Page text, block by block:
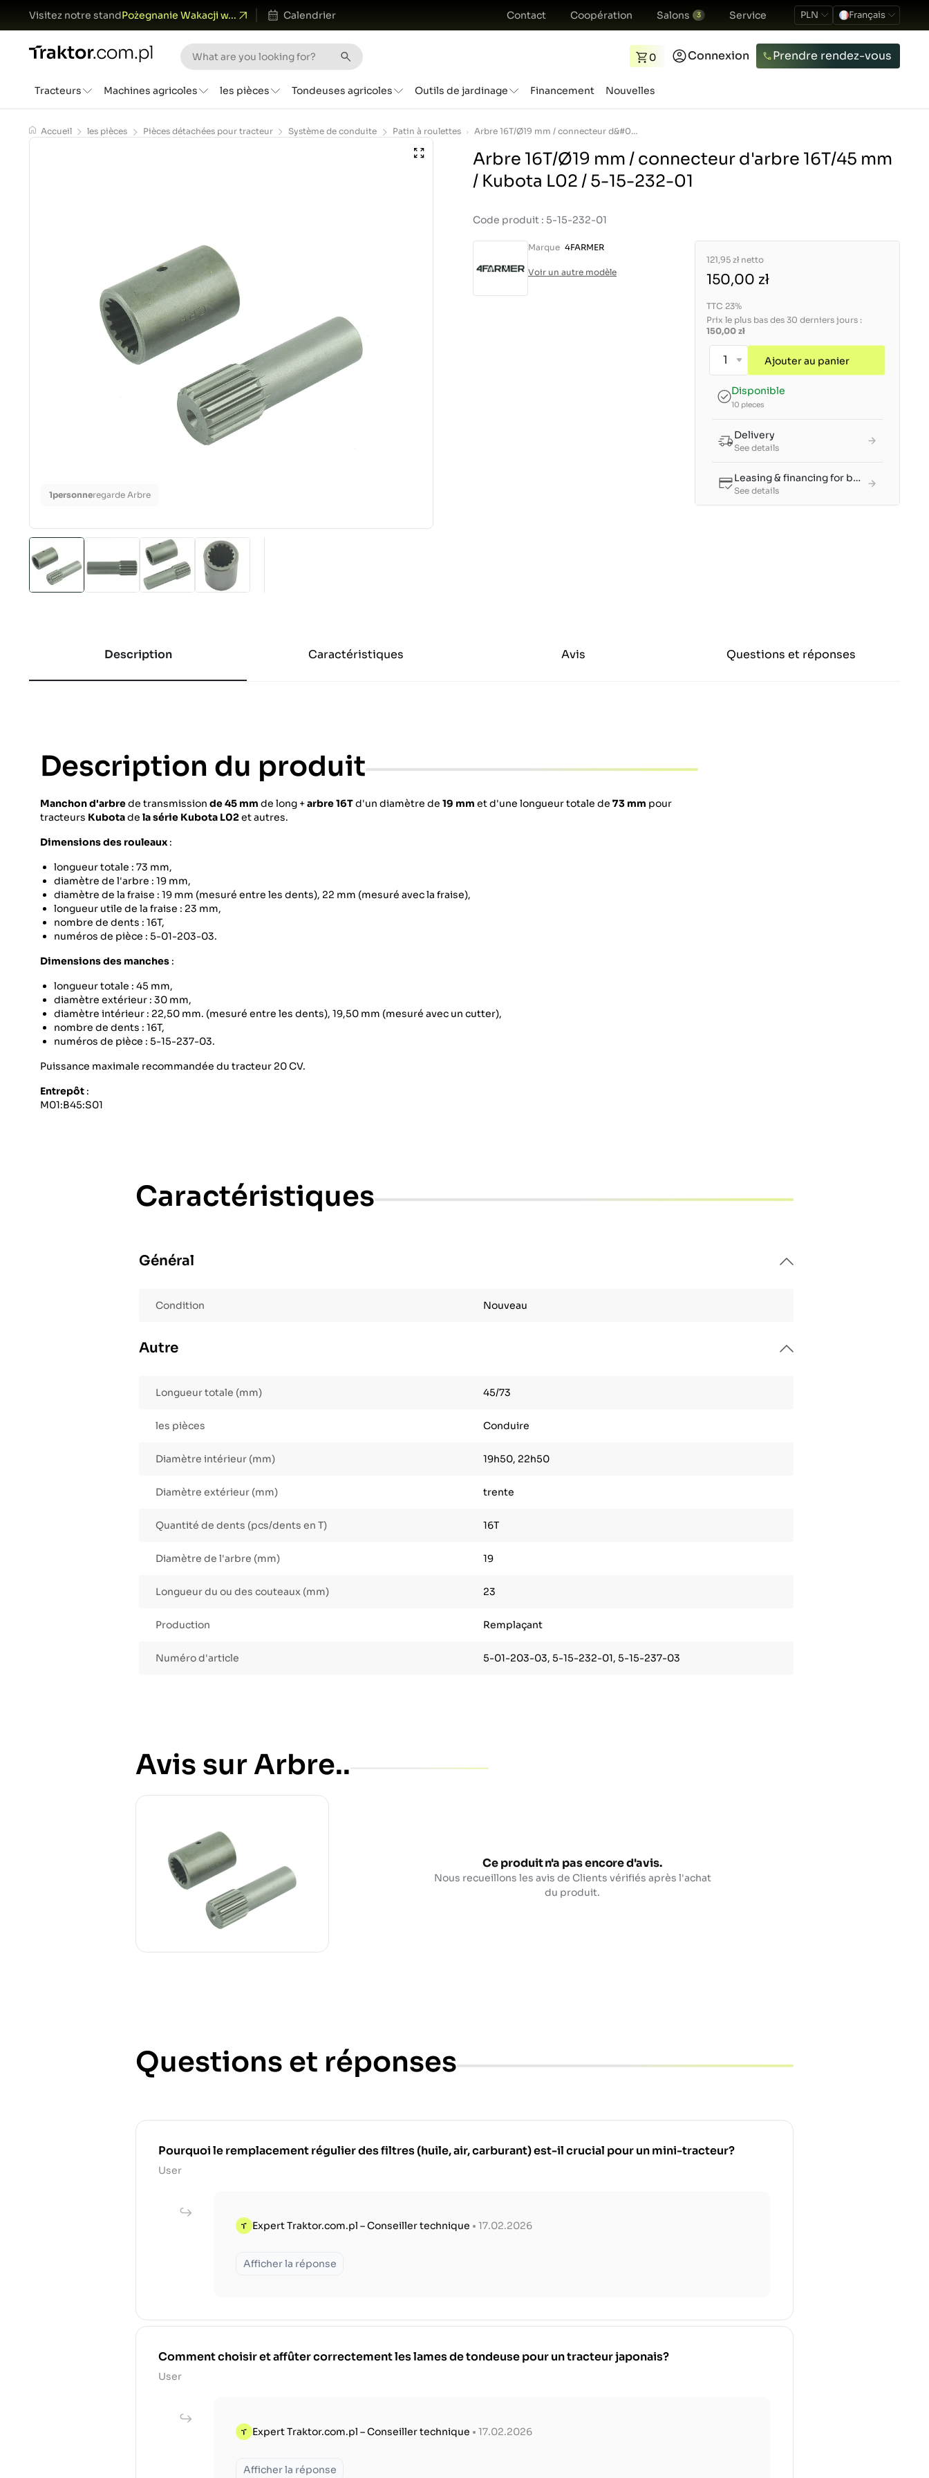
Visitez notre standPożegnanie Wakacji w... Calendrier Contact Coopération Salons 3 Service PLN Français
0 Connexion Prendre rendez-vous
Tracteurs Machines agricoles les pièces Tondeuses agricoles Outils de jardinage Financement Nouvelles
Accueil les pièces Pièces détachées pour tracteur Système de conduite Patin à roulettes Arbre 16T/Ø19 mm / connecteur d&#039;arbre 16T/45 mm / Kubota L02 / 5-15-232-01
1personneregarde Arbre
Arbre 16T/Ø19 mm / connecteur d'arbre 16T/45 mm
/ Kubota L02 / 5-15-232-01
Code produit : 5-15-232-01
Marque 4FARMER
Voir un autre modèle
121,95 zł netto
150,00 zł
TTC 23%
Prix le plus bas des 30 derniers jours :
150,00 zł
Ajouter au panier
Disponible
10 pieces
Delivery
See details
Leasing & financing for businesses
See details
Description Caractéristiques Avis Questions et réponses
Description du produit
Manchon d'arbrede transmission de 45 mm de long +arbre 16Td'un diamètre de 19 mm et d'une longueur totale de 73 mm pour
tracteurs Kubotade la série Kubota L02et autres.
Dimensions des rouleaux :
longueur totale : 73 mm,
diamètre de l'arbre : 19 mm,
diamètre de la fraise : 19 mm (mesuré entre les dents), 22 mm (mesuré avec la fraise),
longueur utile de la fraise : 23 mm,
nombre de dents : 16T,
numéros de pièce : 5-01-203-03.
Dimensions des manches :
longueur totale : 45 mm,
diamètre extérieur : 30 mm,
diamètre intérieur : 22,50 mm. (mesuré entre les dents), 19,50 mm (mesuré avec un cutter),
nombre de dents : 16T,
numéros de pièce : 5-15-237-03.
Puissance maximale recommandée du tracteur 20 CV.
Entrepôt :
M01:B45:S01
Caractéristiques
Général
Condition Nouveau
Autre
Longueur totale (mm) 45/73
les pièces Conduire
Diamètre intérieur (mm) 19h50, 22h50
Diamètre extérieur (mm) trente
Quantité de dents (pcs/dents en T) 16T
Diamètre de l'arbre (mm) 19
Longueur du ou des couteaux (mm) 23
Production Remplaçant
Numéro d'article 5-01-203-03, 5-15-232-01, 5-15-237-03
Avis sur Arbre..
Ce produit n'a pas encore d'avis.
Nous recueillons les avis de Clients vérifiés après l'achat
du produit.
Questions et réponses
Pourquoi le remplacement régulier des filtres (huile, air, carburant) est-il crucial pour un mini-tracteur?
User
Expert Traktor.com.pl – Conseiller technique • 17.02.2026
Afficher la réponse
Comment choisir et affûter correctement les lames de tondeuse pour un tracteur japonais?
User
Expert Traktor.com.pl – Conseiller technique • 17.02.2026
Afficher la réponse